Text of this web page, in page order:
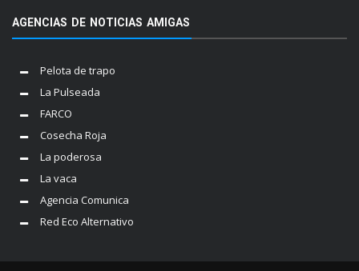
AGENCIAS DE NOTICIAS AMIGAS
Pelota de trapo
La Pulseada
FARCO
Cosecha Roja
La poderosa
La vaca
Agencia Comunica
Red Eco Alternativo